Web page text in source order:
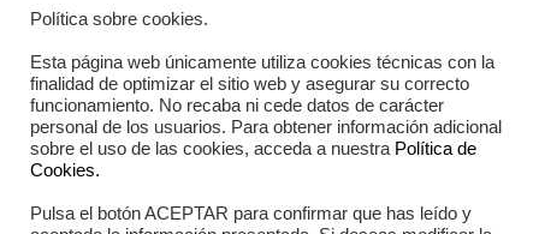
2026 Iberian Sportech © Todos los derechos
Política sobre cookies.
Esta página web únicamente utiliza cookies técnicas con la
finalidad de optimizar el sitio web y asegurar su correcto
funcionamiento. No recaba ni cede datos de carácter
personal de los usuarios. Para obtener información adicional
sobre el uso de las cookies, acceda a nuestra Política de
Cookies.
Pulsa el botón ACEPTAR para confirmar que has leído y